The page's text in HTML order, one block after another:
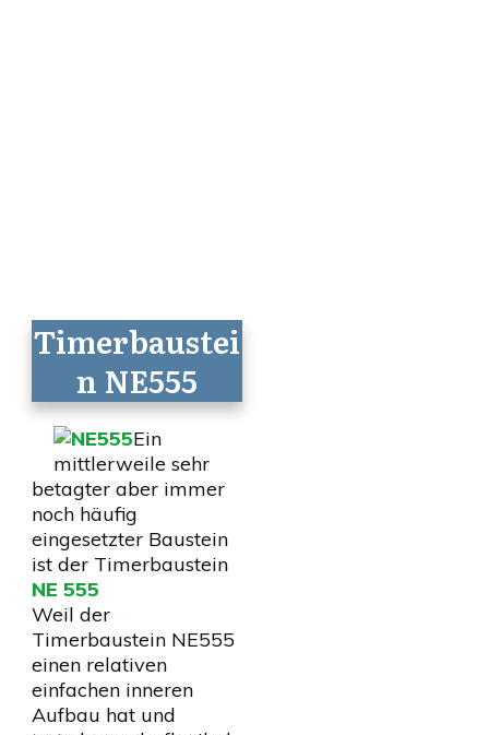
Timerbaustei
n NE555
Ein
mittlerweile sehr
betagter aber immer
noch häufig
eingesetzter Baustein
ist der Timerbaustein
NE 555
Weil der
Timerbaustein NE555
einen relativen
einfachen inneren
Aufbau hat und